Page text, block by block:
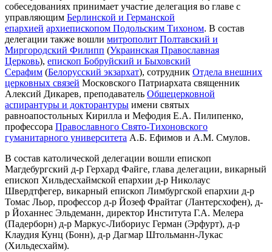
собеседованиях принимает участие делегация во главе с
управляющим Берлинской и Германской
епархией архиепископом Подольским Тихоном. В состав
делегации также вошли митрополит Полтавский и
Миргородский Филипп (Украинская Православная
Церковь), епископ Бобруйский и Быховский
Серафим (Белорусский экзархат), сотрудник Отдела внешних
церковных связей Московского Патриархата священник
Алексий Дикарев, преподаватель Общецерковной
аспирантуры и докторантуры имени святых
равноапостольных Кирилла и Мефодия Е.А. Пилипенко,
профессора Православного Свято-Тихоновского
гуманитарного университета А.Б. Ефимов и А.М. Смулов.
В состав католической делегации вошли епископ
Магдебургский д-р Герхард Файге, глава делегации, викарный
епископ Хильдесхаймской епархии д-р Николаус
Швердтфегер, викарный епископ Лимбургской епархии д-р
Томас Льор, профессор д-р Йозеф Фрайтаг (Лантерсхофен), д-
р Йоханнес Эльдеманн, директор Института Г.А. Мелера
(Падерборн) д-р Маркус-Либориус Герман (Эрфурт), д-р
Клаудия Кунц (Бонн), д-р Дагмар Штольманн-Лукас
(Хильдесхайм).